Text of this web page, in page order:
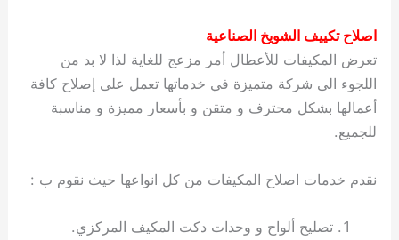
اصلاح تكييف الشويخ الصناعية
تعرض المكيفات للأعطال أمر مزعج للغاية لذا لا بد من
اللجوء الى شركة متميزة في خدماتها تعمل على إصلاح كافة
أعمالها بشكل محترف و متقن و بأسعار مميزة و مناسبة
للجميع.
نقدم خدمات اصلاح المكيفات من كل انواعها حيث نقوم ب :
تصليح ألواح و وحدات دكت المكيف المركزي.